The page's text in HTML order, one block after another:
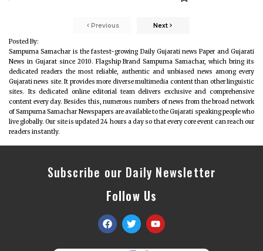
Previous Next
Posted By:
Sampurna Samachar is the fastest-growing Daily Gujarati news Paper and Gujarati
News in Gujarat since 2010. Flagship Brand Sampurna Samachar, which bring its
dedicated readers the most reliable, authentic and unbiased news among every
Gujarati news site. It provides more diverse multimedia content than other linguistic
sites. Its dedicated online editorial team delivers exclusive and comprehensive
content every day. Besides this, numerous numbers of news from the broad network
of Sampurna Samachar Newspapers are available to the Gujarati speaking people who
live globally. Our site is updated 24 hours a day so that every core event can reach our
readers instantly.
Subscribe our Daily Newsletter
Follow Us